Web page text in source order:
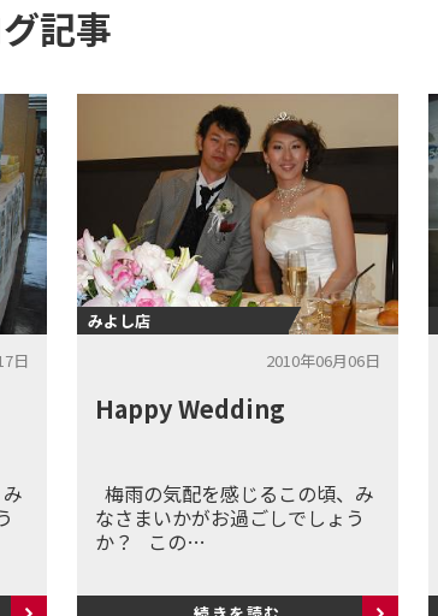
記事
日
みよし店
2010年06月06日
Happy Wedding
梅雨の気配を感じるこの頃、み
なさまいかがお過ごしでしょう
か？ この…